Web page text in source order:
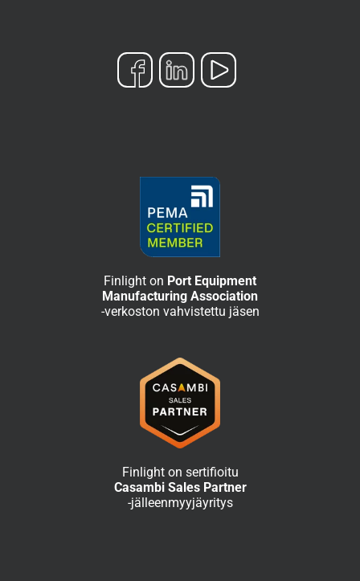
Finlight on Port Equipment
Manufacturing Association
-verkoston vahvistettu jäsen
Finlight on sertifioitu
Casambi Sales Partner
-jälleenmyyjäyritys